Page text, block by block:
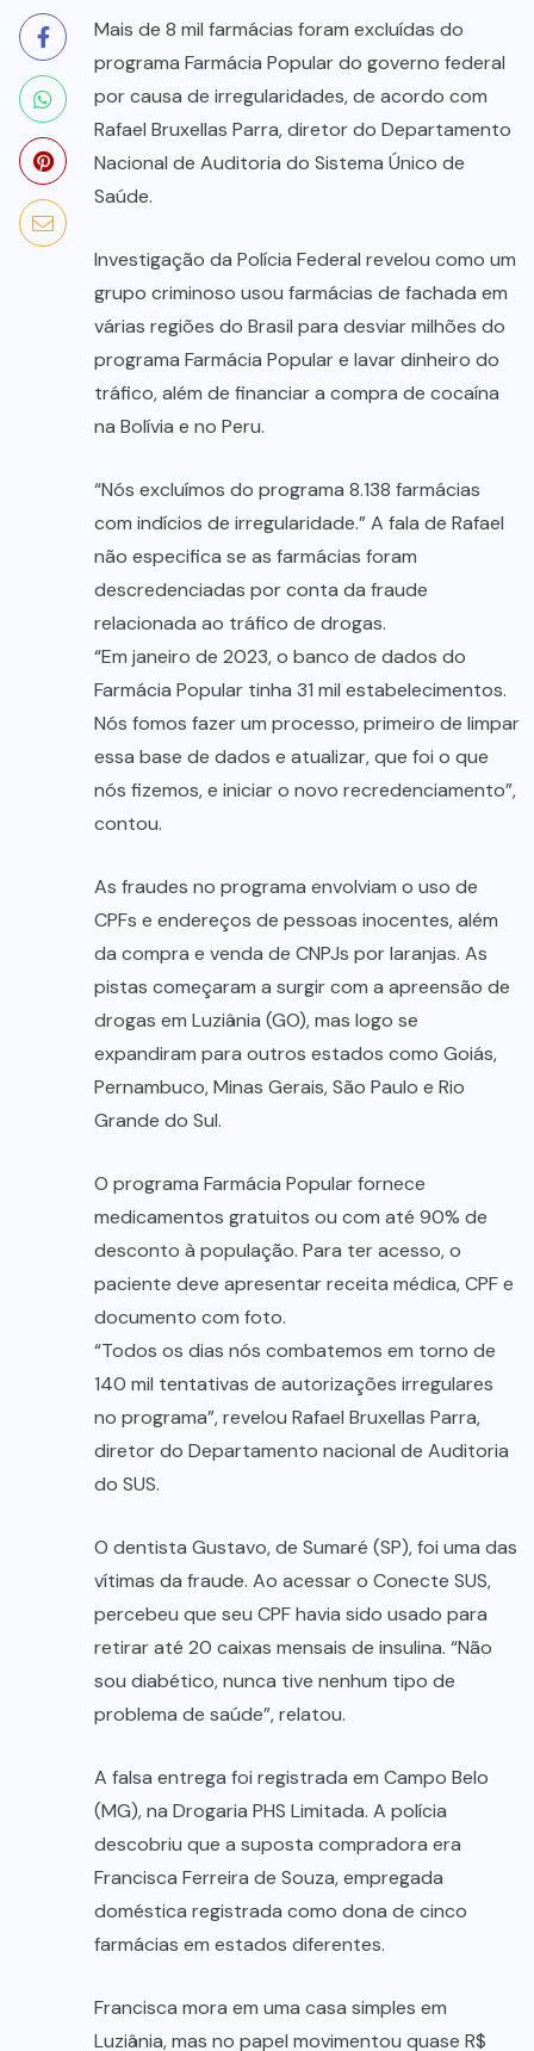
Mais de 8 mil farmácias foram excluídas do
programa Farmácia Popular do governo federal
por causa de irregularidades, de acordo com
Rafael Bruxellas Parra, diretor do Departamento
Nacional de Auditoria do Sistema Único de
Saúde.
Investigação da Polícia Federal revelou como um
grupo criminoso usou farmácias de fachada em
várias regiões do Brasil para desviar milhões do
programa Farmácia Popular e lavar dinheiro do
tráfico, além de financiar a compra de cocaína
na Bolívia e no Peru.
“Nós excluímos do programa 8.138 farmácias
com indícios de irregularidade.” A fala de Rafael
não especifica se as farmácias foram
descredenciadas por conta da fraude
relacionada ao tráfico de drogas.
“Em janeiro de 2023, o banco de dados do
Farmácia Popular tinha 31 mil estabelecimentos.
Nós fomos fazer um processo, primeiro de limpar
essa base de dados e atualizar, que foi o que
nós fizemos, e iniciar o novo recredenciamento”,
contou.
As fraudes no programa envolviam o uso de
CPFs e endereços de pessoas inocentes, além
da compra e venda de CNPJs por laranjas. As
pistas começaram a surgir com a apreensão de
drogas em Luziânia (GO), mas logo se
expandiram para outros estados como Goiás,
Pernambuco, Minas Gerais, São Paulo e Rio
Grande do Sul.
O programa Farmácia Popular fornece
medicamentos gratuitos ou com até 90% de
desconto à população. Para ter acesso, o
paciente deve apresentar receita médica, CPF e
documento com foto.
“Todos os dias nós combatemos em torno de
140 mil tentativas de autorizações irregulares
no programa”, revelou Rafael Bruxellas Parra,
diretor do Departamento nacional de Auditoria
do SUS.
O dentista Gustavo, de Sumaré (SP), foi uma das
vítimas da fraude. Ao acessar o Conecte SUS,
percebeu que seu CPF havia sido usado para
retirar até 20 caixas mensais de insulina. “Não
sou diabético, nunca tive nenhum tipo de
problema de saúde”, relatou.
A falsa entrega foi registrada em Campo Belo
(MG), na Drogaria PHS Limitada. A polícia
descobriu que a suposta compradora era
Francisca Ferreira de Souza, empregada
doméstica registrada como dona de cinco
farmácias em estados diferentes.
Francisca mora em uma casa simples em
Luziânia, mas no papel movimentou quase R$